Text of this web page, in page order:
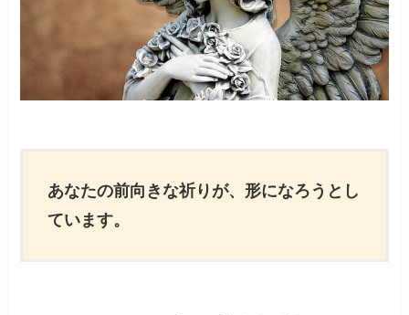
あなたの前向きな祈りが、形になろうとし
ています。